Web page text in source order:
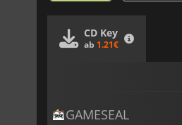
CD Key
ab 1.21€
GAMESEAL